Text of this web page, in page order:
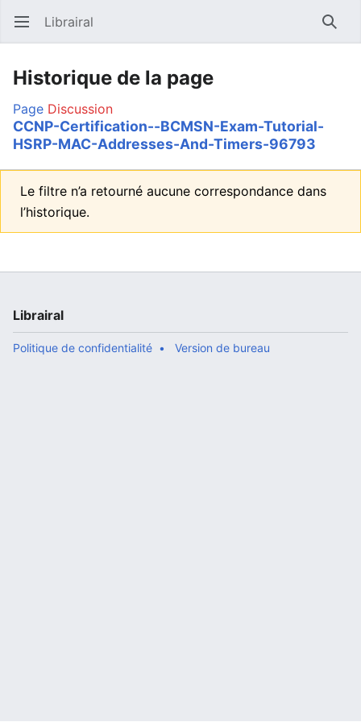
Ouvrir le menu principal Librairal
Historique de la page
Page Discussion
CCNP-Certification--BCMSN-Exam-Tutorial-
HSRP-MAC-Addresses-And-Timers-96793
Le filtre n’a retourné aucune correspondance dans
l’historique.
Librairal
Politique de confidentialité Version de bureau